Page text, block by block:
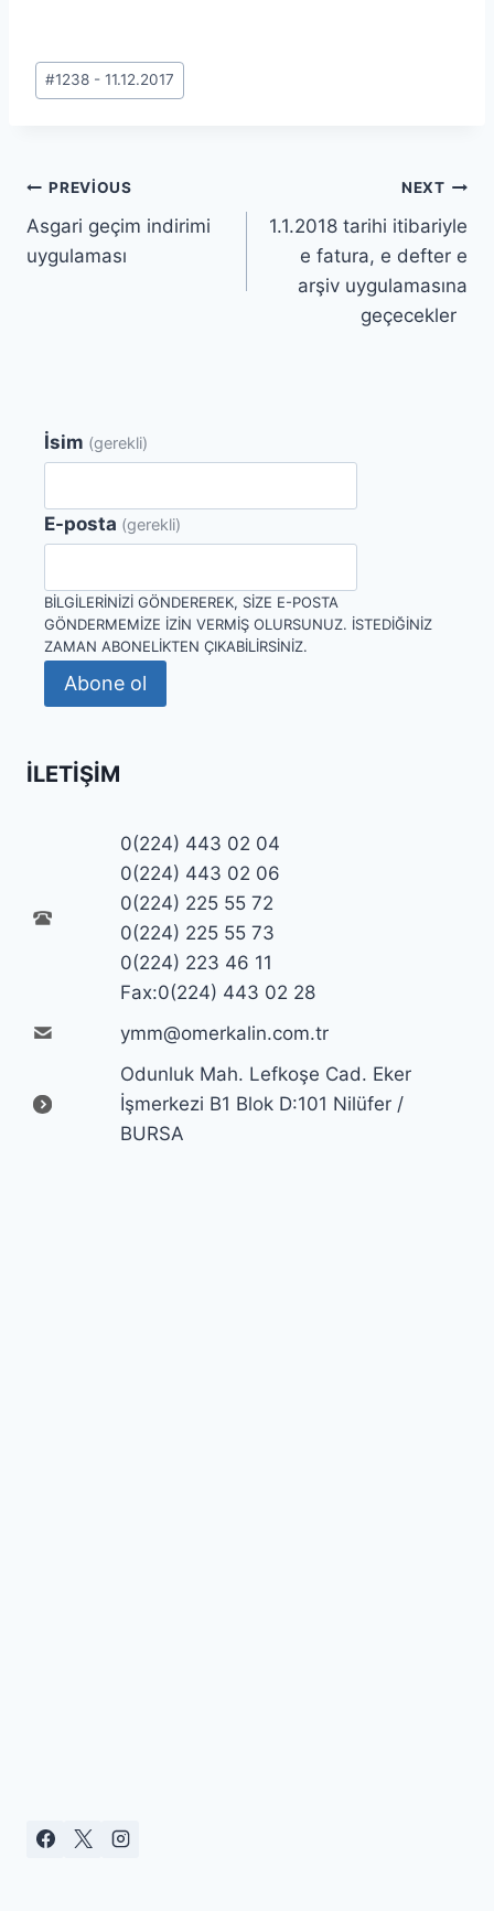
Post
Tags:
#1238 - 11.12.2017
Yazı
gezinmesi
PREVIOUS
Asgari geçim indirimi
uygulaması
NEXT
1.1.2018 tarihi itibariyle
e fatura, e defter e
arşiv uygulamasına
geçecekler
İsim (gerekli)
E-posta (gerekli)
BILGILERINIZI GÖNDEREREK, SIZE E-POSTA
GÖNDERMEMIZE IZIN VERMIŞ OLURSUNUZ. İSTEDIĞINIZ
ZAMAN ABONELIKTEN ÇIKABILIRSINIZ.
Abone ol
İLETIŞIM
0(224) 443 02 04
0(224) 443 02 06
0(224) 225 55 72
0(224) 225 55 73
0(224) 223 46 11
Fax:0(224) 443 02 28
ymm@omerkalin.com.tr
Odunluk Mah. Lefkoşe Cad. Eker
İşmerkezi B1 Blok D:101 Nilüfer /
BURSA